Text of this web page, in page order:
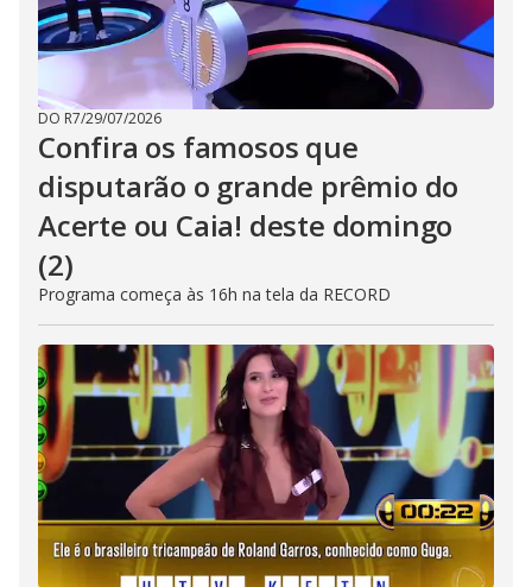
DO R7/29/07/2026
Confira os famosos que
disputarão o grande prêmio do
Acerte ou Caia! deste domingo
(2)
Programa começa às 16h na tela da RECORD